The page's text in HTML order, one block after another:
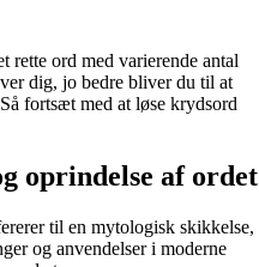
rette ord med varierende antal
dig, jo bedre bliver du til at
fortsæt med at løse krydsord
oprindelse af ordet
til en mytologisk skikkelse,
og anvendelser i moderne